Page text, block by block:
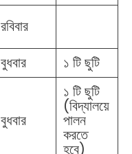
রবিবার
বুধবার
১ টি ছুটি
বুধবার
১ টি ছুটি
(বিদ্যালয়ে
পালন
করতে
হবে)